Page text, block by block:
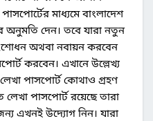
মাধ্যমে বাংলাদেশ
অনুমতি দেন। তবে যারা নতুন
অথবা নবায়ন করবেন
করবেন। এখানে উল্লেখ্য
পাসপোর্ট কোথাও গ্রহণ
লেখা পাসপোর্ট রয়েছে তারা
এখনই উদ্যোগ নিন। যারা